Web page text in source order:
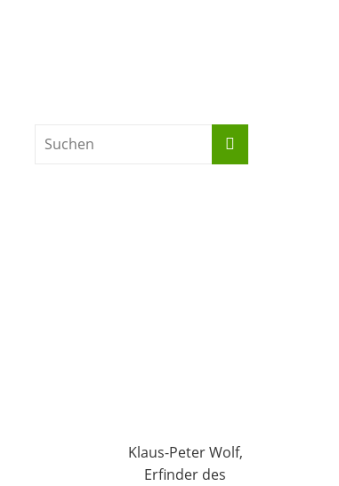
Klaus-Peter Wolf,
Erfinder des